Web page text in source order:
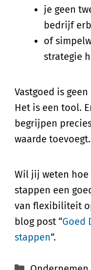
je geen
bedrijf
of
strategie
Vastgoed is
Het is een tool.
begrijpen
waarde
Wil jij weten hoe
stappen een
van flexibiliteit
blog post “Goed
stappen“.